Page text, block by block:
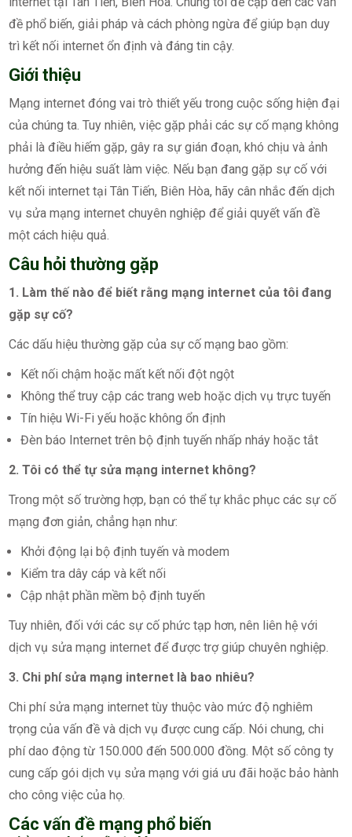
đề phổ biến, giải pháp và cách phòng ngừa để giúp bạn duy
trì kết nối internet ổn định và đáng tin cậy.
Giới thiệu
Mạng internet đóng vai trò thiết yếu trong cuộc sống hiện đại
của chúng ta. Tuy nhiên, việc gặp phải các sự cố mạng không
phải là điều hiếm gặp, gây ra sự gián đoạn, khó chịu và ảnh
hưởng đến hiệu suất làm việc. Nếu bạn đang gặp sự cố với
kết nối internet tại Tân Tiến, Biên Hòa, hãy cân nhắc đến dịch
vụ sửa mạng internet chuyên nghiệp để giải quyết vấn đề
một cách hiệu quả.
Câu hỏi thường gặp
1. Làm thế nào để biết rằng mạng internet của tôi đang
gặp sự cố?
Các dấu hiệu thường gặp của sự cố mạng bao gồm:
Kết nối chậm hoặc mất kết nối đột ngột
Không thể truy cập các trang web hoặc dịch vụ trực tuyến
Tín hiệu Wi-Fi yếu hoặc không ổn định
Đèn báo Internet trên bộ định tuyến nhấp nháy hoặc tắt
2. Tôi có thể tự sửa mạng internet không?
Trong một số trường hợp, bạn có thể tự khắc phục các sự cố
mạng đơn giản, chẳng hạn như:
Khởi động lại bộ định tuyến và modem
Kiểm tra dây cáp và kết nối
Cập nhật phần mềm bộ định tuyến
Tuy nhiên, đối với các sự cố phức tạp hơn, nên liên hệ với
dịch vụ sửa mạng internet để được trợ giúp chuyên nghiệp.
3. Chi phí sửa mạng internet là bao nhiêu?
Chi phí sửa mạng internet tùy thuộc vào mức độ nghiêm
trọng của vấn đề và dịch vụ được cung cấp. Nói chung, chi
phí dao động từ 150.000 đến 500.000 đồng. Một số công ty
cung cấp gói dịch vụ sửa mạng với giá ưu đãi hoặc bảo hành
cho công việc của họ.
Các vấn đề mạng phổ biến